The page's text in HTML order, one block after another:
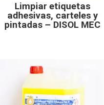
Limpiar etiquetas
adhesivas, carteles y
pintadas – DISOL MEC